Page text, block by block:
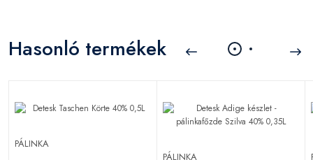
Hasonló termékek
PÁLINKA
PÁLINKA